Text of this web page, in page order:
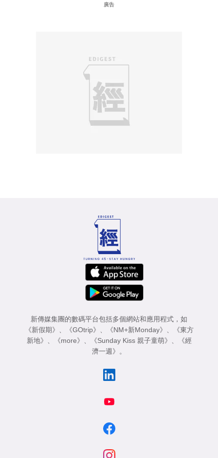
廣告
新傳媒集團的數碼平台包括多個網站和應用程式，如
《新假期》 、 《GOtrip》 、 《NM+新Monday》 、
《東方
新地》 、 《more》 、 《Sunday Kiss 親子童萌》 、
《經
濟一週》 。